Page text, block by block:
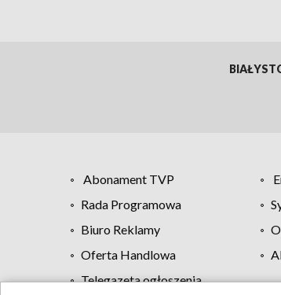
Abonament TVP
Rada Programowa
Biuro Reklamy
Oferta Handlowa
Telegazeta ogłoszenia